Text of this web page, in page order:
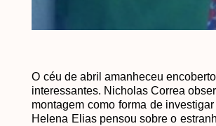
O céu de abril amanheceu
interessantes. Nicholas Correa
montagem como forma de
Helena Elias pensou sobre o